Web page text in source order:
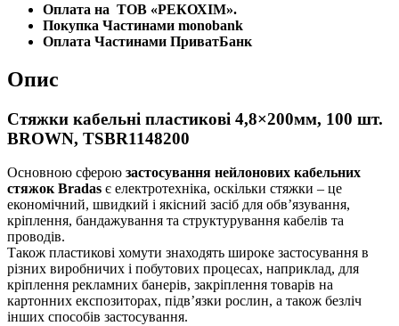
Оплата на ТОВ «РЕКОХІМ».
Покупка Частинами monobank
Оплата Частинами ПриватБанк
Опис
Стяжки кабельні пластикові 4,8×200мм, 100 шт.
BROWN, TSBR1148200
Основною сферою застосування нейлонових кабельних
стяжок Bradas є електротехніка, оскільки стяжки – це
економічний, швидкий і якісний засіб для обв’язування,
кріплення, бандажування та структурування кабелів та
проводів.
Також пластикові хомути знаходять широке застосування в
різних виробничих і побутових процесах, наприклад, для
кріплення рекламних банерів, закріплення товарів на
картонних експозиторах, підв’язки рослин, а також безліч
інших способів застосування.